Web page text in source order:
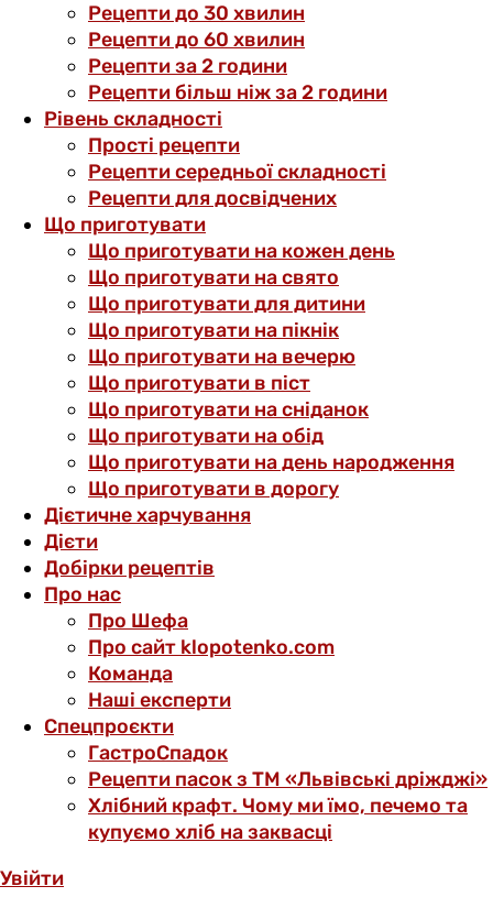
Рецепти до 30 хвилин
Рецепти до 60 хвилин
Рецепти за 2 години
Рецепти більш ніж за 2 години
Рівень складності
Прості рецепти
Рецепти середньої складності
Рецепти для досвідчених
Що приготувати
Що приготувати на кожен день
Що приготувати на свято
Що приготувати для дитини
Що приготувати на пікнік
Що приготувати на вечерю
Що приготувати в піст
Що приготувати на сніданок
Що приготувати на обід
Що приготувати на день народження
Що приготувати в дорогу
Дієтичне харчування
Дієти
Добірки рецептів
Про нас
Про Шефа
Про сайт klopotenko.com
Команда
Наші експерти
Спецпроєкти
ГастроСпадок
Рецепти пасок з ТМ «Львівські дріжджі»
Хлібний крафт. Чому ми їмо, печемо та
купуємо хліб на заквасці
Увійти